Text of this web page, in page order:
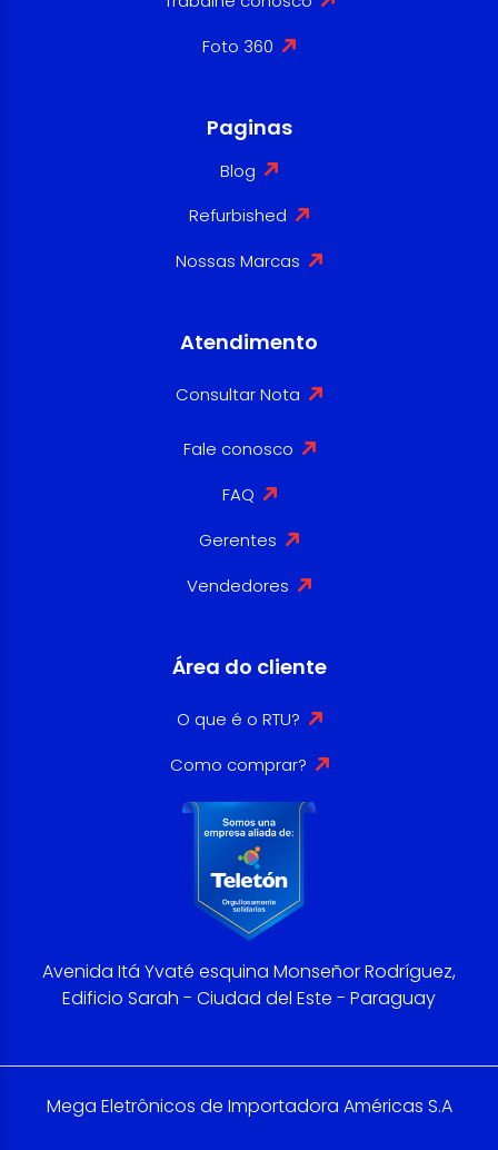
Foto 360
Paginas
Blog
Refurbished
Nossas Marcas
Atendimento
Consultar Nota
Fale conosco
FAQ
Gerentes
Vendedores
Área do cliente
O que é o RTU?
Como comprar?
Avenida Itá Yvaté esquina Monseñor Rodríguez,
Edificio Sarah - Ciudad del Este - Paraguay
Mega Eletrônicos de Importadora Américas S.A